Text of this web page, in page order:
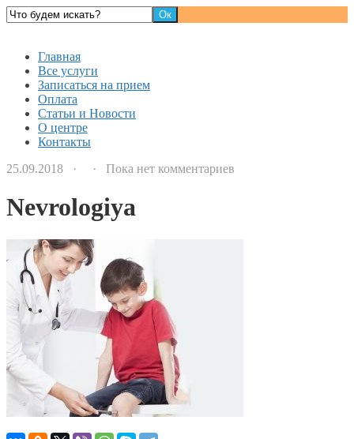
Главная
Все услуги
Записаться на прием
Оплата
Статьи и Новости
О центре
Контакты
25.09.2018 · · Пока нет комментариев
Nevrologiya